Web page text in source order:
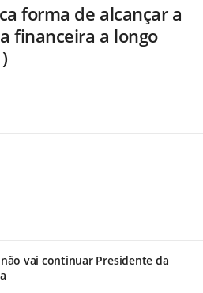
forma de alcançar a
financeira a longo
vai continuar Presidente da